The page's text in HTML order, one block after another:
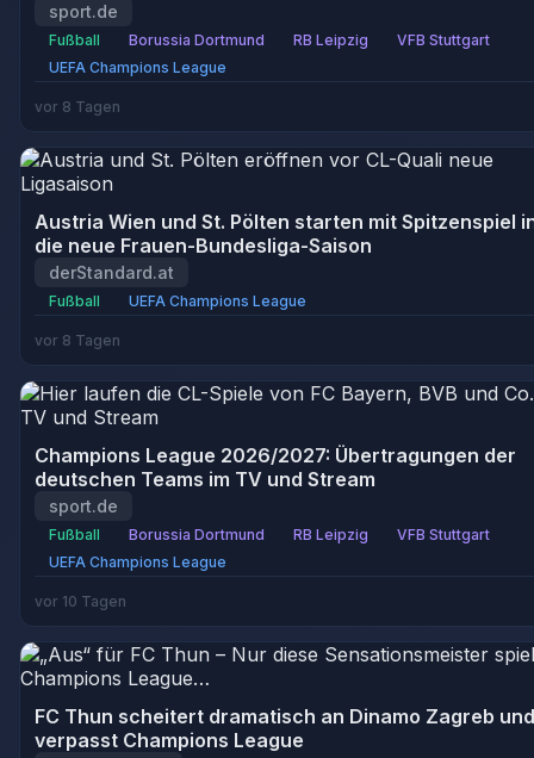
sport.de
Fußball Borussia Dortmund RB Leipzig
VFB Stuttgart
UEFA Champions League
vor 8 Tagen
Austria Wien und St. Pölten starten mit Spitzenspiel
die neue Frauen-Bundesliga-Saison
derStandard.at
Fußball UEFA Champions League
vor 8 Tagen
Champions League 2026/2027: Übertragungen der
deutschen Teams im TV und Stream
sport.de
Fußball Borussia Dortmund RB Leipzig
VFB Stuttgart
UEFA Champions League
vor 10 Tagen
FC Thun scheitert dramatisch an Dinamo Zagreb und
verpasst Champions League